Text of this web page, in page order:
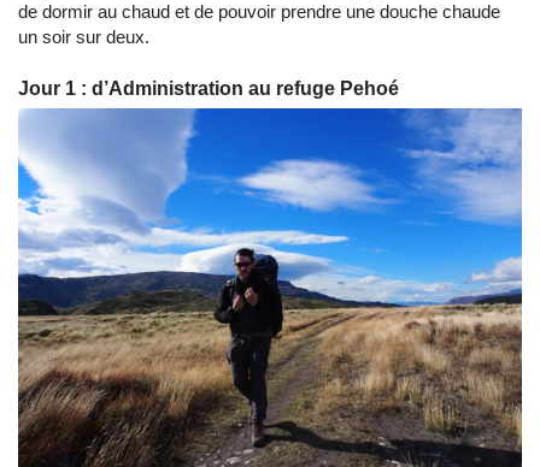
de dormir au chaud et de pouvoir prendre une douche chaude
un soir sur deux.
Jour 1 : d’Administration au refuge Pehoé